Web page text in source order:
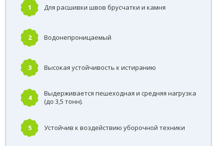
1 Для расшивки швов брусчатки и камня
2 Водонепроницаемый
3 Высокая устойчивость к истиранию
4
Выдерживается пешеходная и средняя нагрузка
(до 3,5 тонн).
5 Устойчив к воздействию уборочной техники